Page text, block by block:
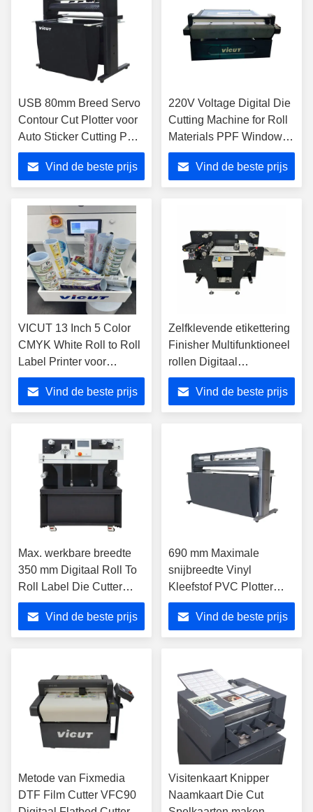
USB 80mm Breed Servo
Contour Cut Plotter voor
Auto Sticker Cutting PPF
Plotter Vinyl Cutter
Plotter Machine GR8000-
140
Vind de beste prijs
220V Voltage Digital Die
Cutting Machine for Roll
Materials PPF Window
Tint Flatbed Cutter
VFR1612Vind de beste prijs
VICUT 13 Inch 5 Color
CMYK White Roll to Roll
Label Printer voor
commerciële
toepassingen
Vind de beste prijs
Zelfklevende etikettering
Finisher Multifunktioneel
rollen Digitaal
etiketteringspapier
snijmachine
Vind de beste prijs
Max. werkbare breedte
350 mm Digitaal Roll To
Roll Label Die Cutter
Finisher voor afwerking
Vind de beste prijs
690 mm Maximale
snijbreedte Vinyl
Kleefstof PVC Plotter
Snijrol voor advertenties
GR8000-80
Vind de beste prijs
Metode van Fixmedia
DTF Film Cutter VFC90
Visitenkaart Knipper
Naamkaart Die Cut